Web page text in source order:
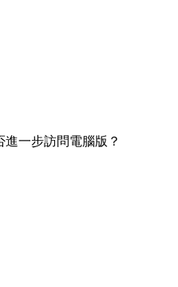
一步訪問電腦版？